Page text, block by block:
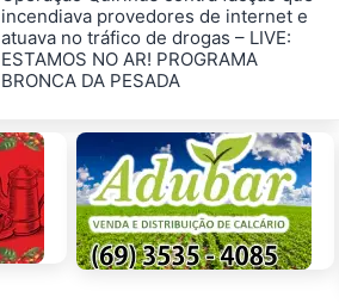
incendiava provedores de internet e
atuava no tráfico de drogas – LIVE:
ESTAMOS NO AR! PROGRAMA
BRONCA DA PESADA